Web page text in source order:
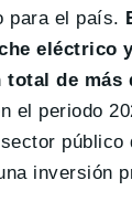
para el país.
eléctrico
de más
el periodo
público
inversión